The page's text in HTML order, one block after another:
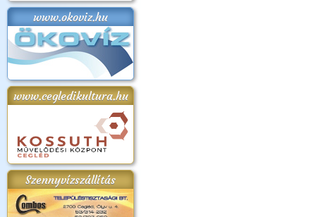
www.okoviz.hu
www.cegledikultura.hu
Szennyvízszállítás
2018.
Kossuth Toborzó
2017.09.22-23.
és Magyarok
Kenyere Program